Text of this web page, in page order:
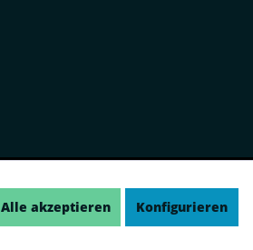
Alle akzeptieren Konfigurieren